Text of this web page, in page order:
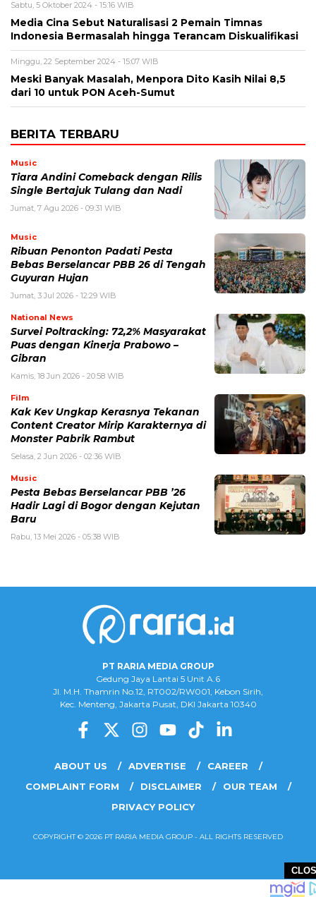
Sabtu, 5 Oktober 2024 - 15:16 WIB
Media Cina Sebut Naturalisasi 2 Pemain Timnas
Indonesia Bermasalah hingga Terancam Diskualifikasi
Minggu, 22 September 2024 - 15:07 WIB
Meski Banyak Masalah, Menpora Dito Kasih Nilai 8,5
dari 10 untuk PON Aceh-Sumut
BERITA TERBARU
Music
Tiara Andini Comeback dengan Rilis
Single Bertajuk Tulang dan Nadi
Jumat, 7 Agu 2026 - 09:31 WIB
Music
Ribuan Penonton Padati Pesta
Bebas Berselancar PBB 26 di Tengah
Guyuran Hujan
Jumat, 3 Jul 2026 - 12:29 WIB
National News
Survei Poltracking: 72,2% Masyarakat
Puas dengan Kinerja Prabowo –
Gibran
Kamis, 18 Jun 2026 - 20:58 WIB
Film
Kak Kev Ungkap Kerasnya Tekanan
Content Creator Mirip Karakternya di
Monster Pabrik Rambut
Selasa, 2 Jun 2026 - 02:36 WIB
Music
Pesta Bebas Berselancar PBB ’26
Hadir Lagi di Bogor dengan Kejutan
Baru
Rabu, 13 Mei 2026 - 05:38 WIB
PT RARIA MEDIA GROUP
Gedung Jaya Lantai 5 Unit A.6
Jl. M.H. Thamrin No.12, RT002/RW001, Kebon Sirih,
Kec. Menteng, Jakarta Pusat, DKI Jakarta 10340
ABOUT US ADVERTISE
CAREER
COMPLAINT FORM
DISCLAIMER
OUR TEAM
PRIVACY POLICY
COPYRIGHT © 2026 PT RARIA MEDIA GROUP - ALL RIGHTS RESERVED